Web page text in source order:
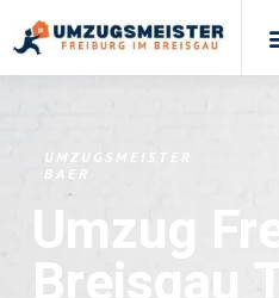
UMZUGSMEISTER
BAER
Umzug